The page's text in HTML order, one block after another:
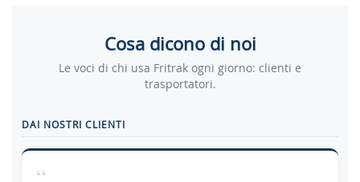
Cosa dicono di noi
Le voci di chi usa Fritrak ogni giorno: clienti e
trasportatori.
DAI NOSTRI CLIENTI